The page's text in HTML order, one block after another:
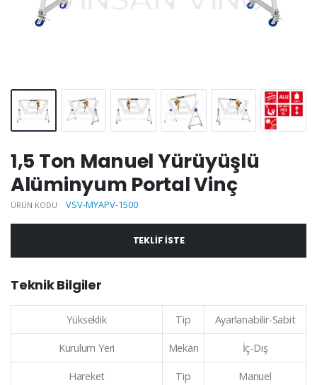
1,5 Ton Manuel Yürüyüşlü
Alüminyum Portal Vinç
ÜRÜN KODU VSV-MYAPV-1500
TEKLIF ISTE
Teknik Bilgiler
Yükseklik Tip Ayarlanabilir-Sabit
Kurulum Yeri Mekan İç-Dış
Hareket Tip Manuel